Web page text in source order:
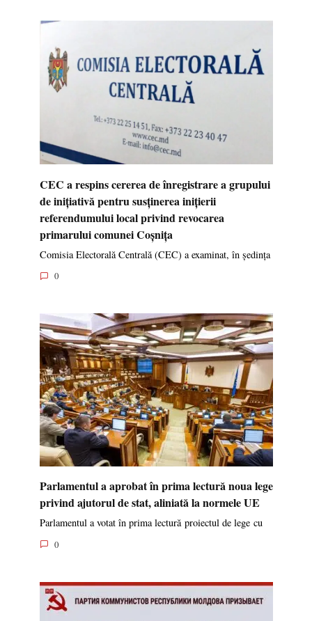
CEC a respins cererea de înregistrare a grupului
de inițiativă pentru susținerea inițierii
referendumului local privind revocarea
primarului comunei Coșnița
Comisia Electorală Centrală (CEC) a examinat, în ședința
0
Parlamentul a aprobat în prima lectură noua lege
privind ajutorul de stat, aliniată la normele UE
Parlamentul a votat în prima lectură proiectul de lege cu
0